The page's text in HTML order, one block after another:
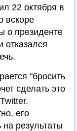
22 октября в
вскоре
о президенте
отказался
"бросить
сделать это
его
результаты